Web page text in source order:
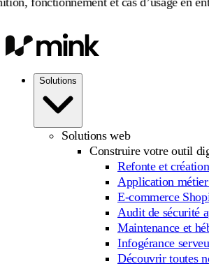
Solutions
Solutions web
Construire votre outil
Refonte et
Application
E-commerce
Audit de sécurité
Maintenance et
Infogérance
Découvrir toutes